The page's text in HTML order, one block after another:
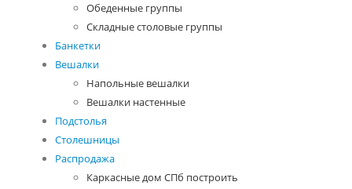
Обеденные группы
Складные столовые группы
Банкетки
Вешалки
Напольные вешалки
Вешалки настенные
Подстолья
Столешницы
Распродажа
Каркасные дом СПб построить